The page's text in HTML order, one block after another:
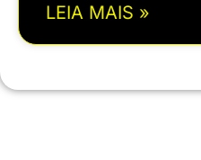
LEIA MAIS »